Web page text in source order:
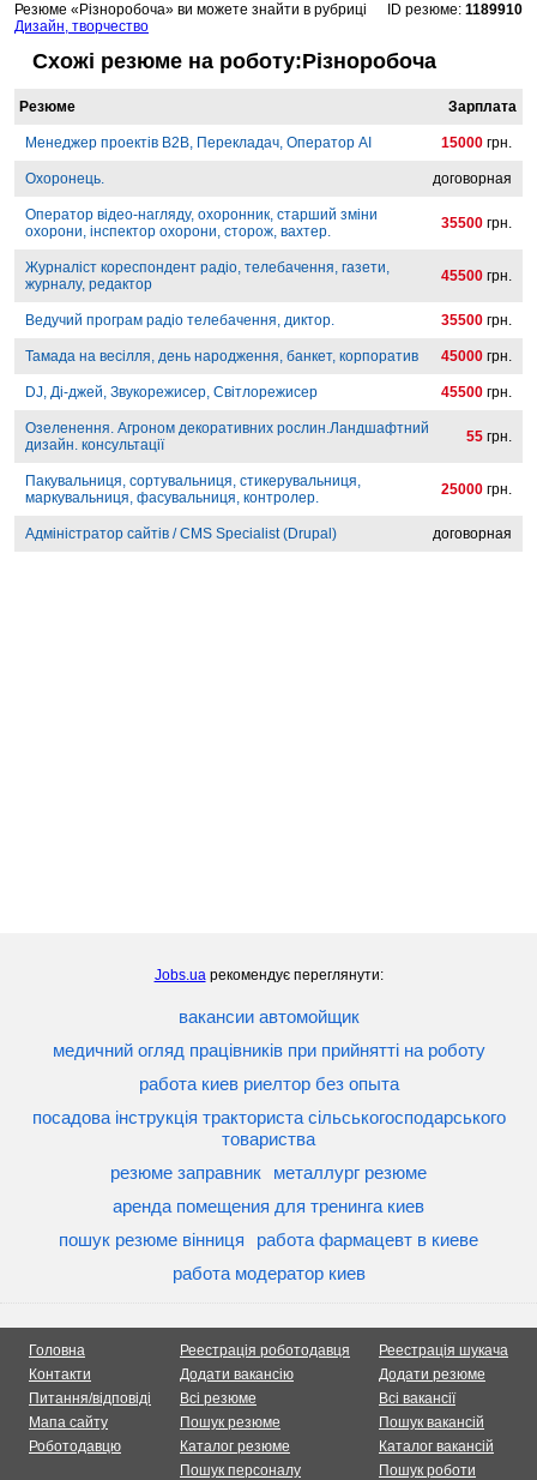
Резюме «Різноробоча» ви можете знайти в рубриці
Дизайн, творчество
ID резюме: 1189910
Схожі резюме на роботу:Різноробоча
Резюме Зарплата
Менеджер проектів B2B, Перекладач, Оператор AI 15000 грн.
Охоронець. договорная
Оператор відео-нагляду, охоронник, старший зміни
охорони, інспектор охорони, сторож, вахтер.
35500 грн.
Журналіст кореспондент радіо, телебачення, газети,
журналу, редактор
45500 грн.
Ведучий програм радіо телебачення, диктор. 35500 грн.
Тамада на весілля, день народження, банкет, корпоратив 45000 грн.
DJ, Ді-джей, Звукорежисер, Світлорежисер 45500 грн.
Озеленення. Агроном декоративних рослин.Ландшафтний
дизайн. консультації
55 грн.
Пакувальниця, сортувальниця, стикерувальниця,
маркувальниця, фасувальниця, контролер.
25000 грн.
Адміністратор сайтів / CMS Specialist (Drupal) договорная
Jobs.uaрекомендує переглянути:
вакансии автомойщик
медичний огляд працівників при прийнятті на роботу
работа киев риелтор без опыта
посадова інструкція тракториста сільськогосподарського
товариства
резюме заправник
металлург резюме
аренда помещения для тренинга киев
пошук резюме вінниця
работа фармацевт в киеве
работа модератор киев
Головна
Контакти
Питання/відповіді
Мапа сайту
Роботодавцю
Реестрація роботодавця
Додати вакансію
Всі резюме
Пошук резюме
Каталог резюме
Пошук персоналу
Реестрація шукача
Додати резюме
Всі вакансії
Пошук вакансій
Каталог вакансій
Пошук роботи